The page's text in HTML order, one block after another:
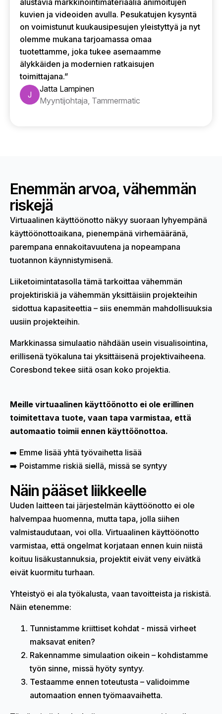
kuvien ja videoiden avulla. Pesukatujen kysyntä
on voimistunut kuukausipesujen yleistyttyä ja nyt
olemme mukana tarjoamassa omaa
tuotettamme, joka tukee asemaamme
älykkäiden ja modernien ratkaisujen
toimittajana.”
J
Jatta Lampinen
Myyntijohtaja, Tammermatic
Enemmän arvoa, vähemmän
riskejä
Virtuaalinen käyttöönotto näkyy suoraan lyhyempänä
käyttöönottoaikana, pienempänä virhemääränä,
parempana ennakoitavuutena ja nopeampana
tuotannon käynnistymisenä.
Liiketoimintatasolla tämä tarkoittaa vähemmän
projektiriskiä ja vähemmän yksittäisiin projekteihin
sidottua kapasiteettia – siis enemmän mahdollisuuksia
uusiin projekteihin.
Markkinassa simulaatio nähdään usein visualisointina,
erillisenä työkaluna tai yksittäisenä projektivaiheena.
Coresbond tekee siitä osan koko projektia.
Meille virtuaalinen käyttöönotto ei ole erillinen
toimitettava tuote, vaan tapa varmistaa, että
automaatio toimii ennen käyttöönottoa.
➡️ Emme lisää yhtä työvaihetta lisää
➡️ Poistamme riskiä siellä, missä se syntyy
Näin pääset liikkeelle
Uuden laitteen tai järjestelmän käyttöönotto ei ole
halvempaa huomenna, mutta tapa, jolla siihen
valmistaudutaan, voi olla. Virtuaalinen käyttöönotto
varmistaa, että ongelmat korjataan ennen kuin niistä
koituu lisäkustannuksia, projektit eivät veny eivätkä
eivät kuormitu turhaan.
Yhteistyö ei ala työkalusta, vaan tavoitteista ja riskistä.
Näin etenemme:
Tunnistamme kriittiset kohdat - missä virheet
maksavat eniten?
Rakennamme simulaation oikein – kohdistamme
työn sinne, missä hyöty syntyy.
Testaamme ennen toteutusta – validoimme
automaation ennen työmaavaihetta.